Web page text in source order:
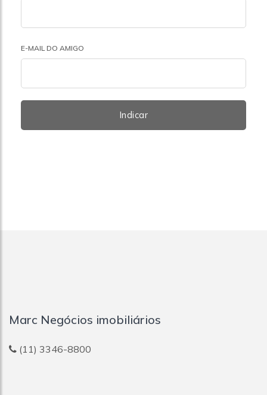
E-MAIL DO AMIGO
Indicar
Marc Negócios imobiliários
(11) 3346-8800